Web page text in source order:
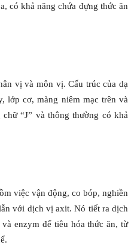
có khả năng chứa đựng thức ăn
vị và môn vị. Cấu trúc của dạ
lớp cơ, màng niêm mạc trên và
“J” và thông thường có khả
việc vận động, co bóp, nghiền
với dịch vị axit. Nó tiết ra dịch
enzym để tiêu hóa thức ăn, từ